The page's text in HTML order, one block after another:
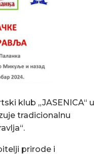
klub „JASENICA“ u
tradicionalnu
prirode i